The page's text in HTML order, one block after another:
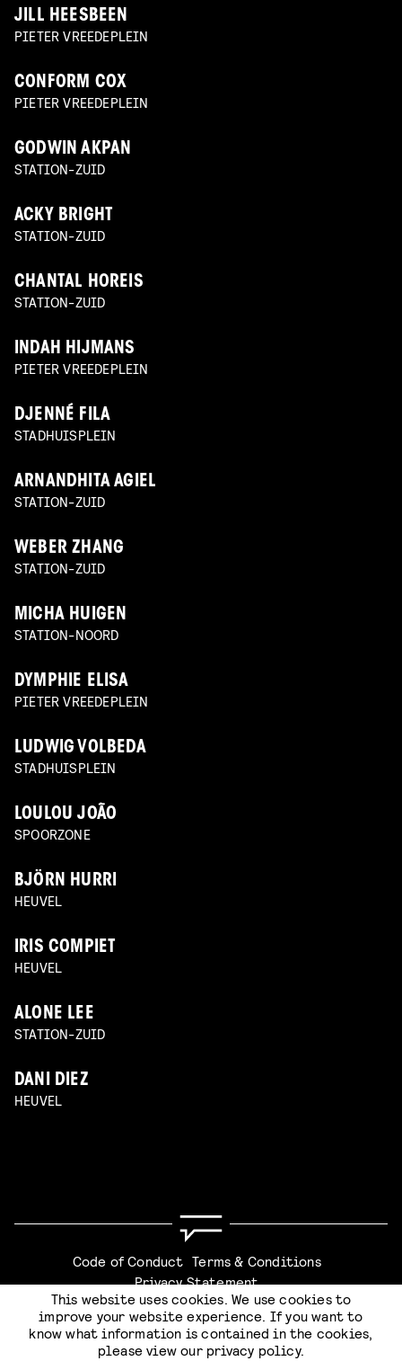
JILL HEESBEEN
PIETER VREEDEPLEIN
CONFORM COX
PIETER VREEDEPLEIN
GODWIN AKPAN
STATION-ZUID
ACKY BRIGHT
STATION-ZUID
CHANTAL HOREIS
STATION-ZUID
INDAH HIJMANS
PIETER VREEDEPLEIN
DJENNÉ FILA
STADHUISPLEIN
ARNANDHITA AGIEL
STATION-ZUID
WEBER ZHANG
STATION-ZUID
MICHA HUIGEN
STATION-NOORD
DYMPHIE ELISA
PIETER VREEDEPLEIN
LUDWIG VOLBEDA
STADHUISPLEIN
LOULOU JOÃO
SPOORZONE
BJÖRN HURRI
HEUVEL
IRIS COMPIET
HEUVEL
ALONE LEE
STATION-ZUID
DANI DIEZ
HEUVEL
Code of Conduct Terms & Conditions
Privacy Statement
This website uses cookies. We use cookies to
improve your website experience. If you want to
know what information is contained in the cookies,
please view our privacy policy.